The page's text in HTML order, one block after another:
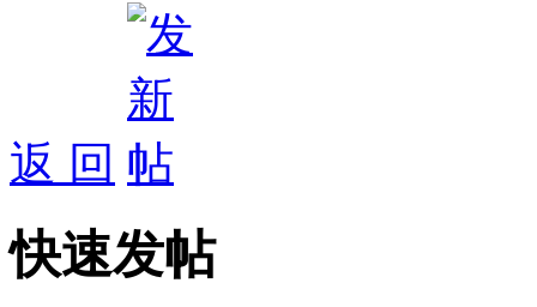
返 回
快速发帖